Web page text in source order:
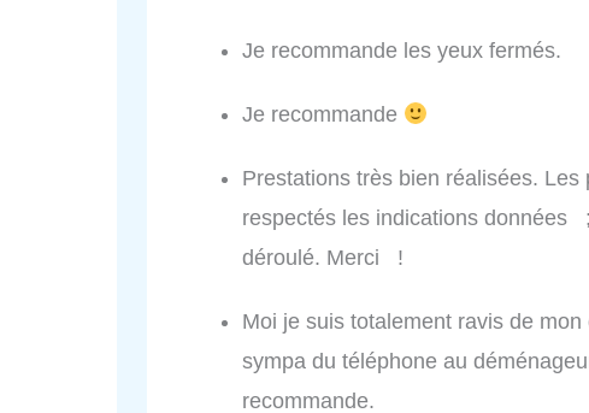
Je recommande les yeux fermés.
Je recommande
Prestations très bien réalisées.
respectés les indications données
déroulé. Merci !
Moi je suis totalement ravis de
sympa du téléphone au
recommande.